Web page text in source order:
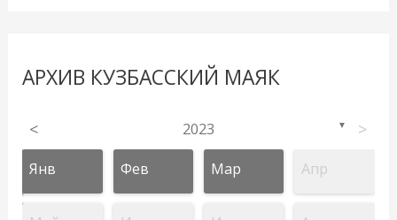
АРХИВ КУЗБАССКИЙ МАЯК
< 2023 ▼ >
Янв Фев Мар Апр